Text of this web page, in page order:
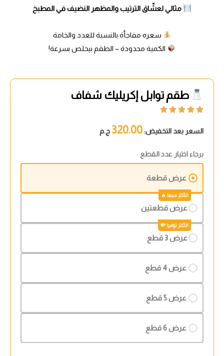
مثالي لعشّاق الترتيب والمظهر النضيف في المطبخ
سعره مفاجأة بالنسبة للعدد والخامة
الكمية محدودة – الطقم بيخلص بسرعة!
طقم توابل إكريليك شفاف





السعر بعد التخفيض:320.00 ج.م
برجاء اختيار عدد القطع
عرض قطعة
عرض قطعتين
عرض 3 قطع
عرض 4 قطع
عرض 5 قطع
عرض 6 قطع